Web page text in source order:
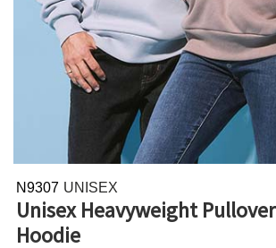
N9307 UNISEX
Unisex Heavyweight Pullover
Hoodie